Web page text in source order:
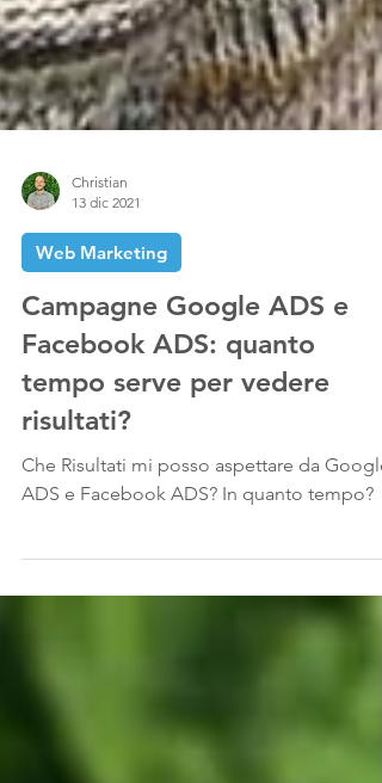
13 dic 2021
Web Marketing
Campagne Google ADS e
Facebook ADS: quanto
tempo serve per vedere
risultati?
Che Risultati mi posso aspettare da Google